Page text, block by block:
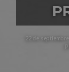
22 de septiembre